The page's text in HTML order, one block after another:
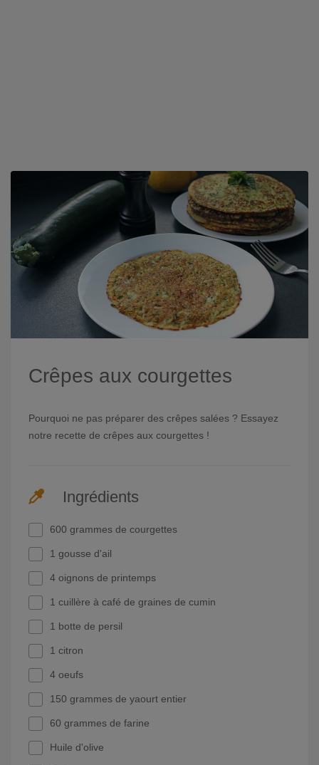
Crêpes aux courgettes
Pourquoi ne pas préparer des crêpes salées ? Essayez
notre recette de crêpes aux courgettes !
Ingrédients
600 grammes de courgettes
1 gousse d'ail
4 oignons de printemps
1 cuillère à café de graines de cumin
1 botte de persil
1 citron
4 oeufs
150 grammes de yaourt entier
60 grammes de farine
Huile d'olive